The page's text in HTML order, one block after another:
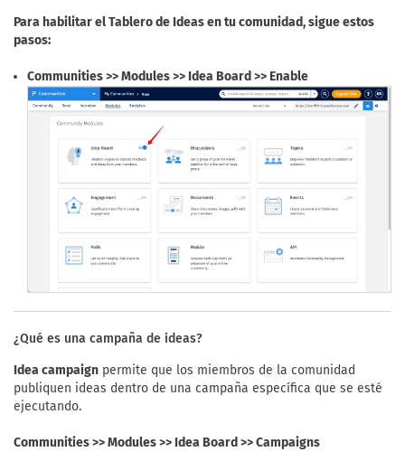
Para habilitar el Tablero de Ideas en tu comunidad, sigue estos
pasos:
Communities >> Modules >> Idea Board >> Enable
¿Qué es una campaña de ideas?
Idea campaign permite que los miembros de la comunidad
publiquen ideas dentro de una campaña específica que se esté
ejecutando.
Communities >> Modules >> Idea Board >> Campaigns